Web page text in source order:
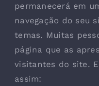
permanecerá em
navegação do seu
temas. Muitas
página que as
visitantes do site.
assim: